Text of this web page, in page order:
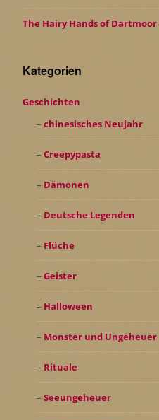
The Hairy Hands of
Kategorien
Geschichten
chinesisches Neujahr
Creepypasta
Dämonen
Deutsche Legenden
Flüche
Geister
Halloween
Monster und Ungeheuer
Rituale
Seeungeheuer